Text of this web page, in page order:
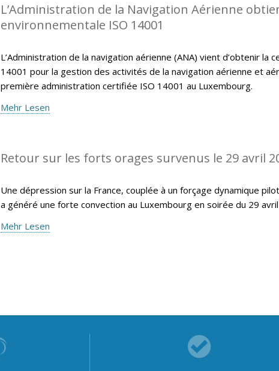
L’Administration de la Navigation Aérienne
environnementale ISO 14001
L’Administration de la navigation aérienne (ANA) vient d’obtenir la
14001 pour la gestion des activités de la navigation aérienne et
première administration certifiée ISO 14001 au Luxembourg.
Mehr Lesen
Retour sur les forts orages survenus le 29 avril
Une dépression sur la France, couplée à un forçage dynamique
a généré une forte convection au Luxembourg en soirée du 29
Mehr Lesen